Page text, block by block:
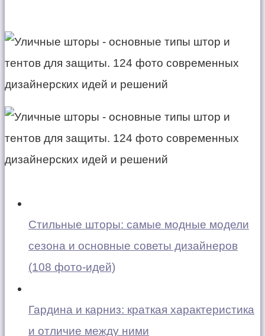
Стильные шторы: самые модные модели
сезона и основные советы дизайнеров
(108 фото-идей)
Гардина и карниз: краткая характеристика
и отличие между ними